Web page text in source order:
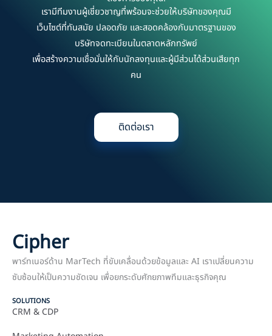
เรามีทีมงานผู้เชี่ยวชาญที่พร้อมจะช่วยให้บริษัทของคุณมี
เว็บไซต์ที่ทันสมัย ปลอดภัย และสอดคล้องกับมาตรฐานของ
บริษัทจดทะเบียนในตลาดหลักทรัพย์
เพื่อสร้างความเชื่อมั่นให้กับนักลงทุนและผู้มีส่วนได้ส่วนเสียทุก
คน
ติดต่อเรา
Cipher
พาร์ทเนอร์ด้าน MarTech ที่ขับเคลื่อนด้วยข้อมูลและ AI เราเปลี่ยนความ
ซับซ้อนให้เป็นความชัดเจน เพื่อยกระดับศักยภาพทีมและธุรกิจคุณ
SOLUTIONS
CRM & CDP